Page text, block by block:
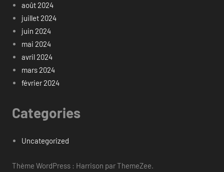
août 2024
juillet 2024
juin 2024
mai 2024
avril 2024
mars 2024
février 2024
Categories
Uncategorized
Thème WordPress : Harrison par ThemeZee.